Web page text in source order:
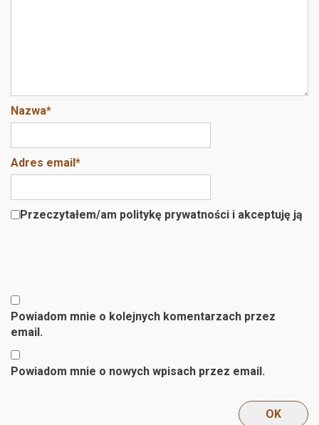
Nazwa*
Adres email*
Przeczytałem/am politykę prywatności i akceptuję ją
Powiadom mnie o kolejnych komentarzach przez
email.
Powiadom mnie o nowych wpisach przez email.